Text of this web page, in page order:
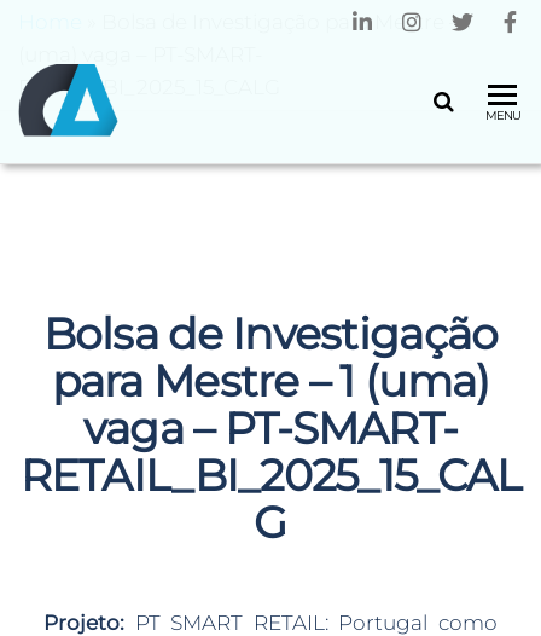
MENU
Bolsa de Investigação para Mestre – 1
RETAIL_BI_2025_15_CALG
Bolsa de Investigação
para Mestre – 1 (uma)
vaga – PT-SMART-
RETAIL_BI_2025_15_CAL
G
Projeto: PT SMART RETAIL: Portugal como